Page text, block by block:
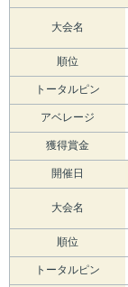
大会名
順位
トータルピン
アベレージ
獲得賞金
開催日
大会名
順位
トータルピン